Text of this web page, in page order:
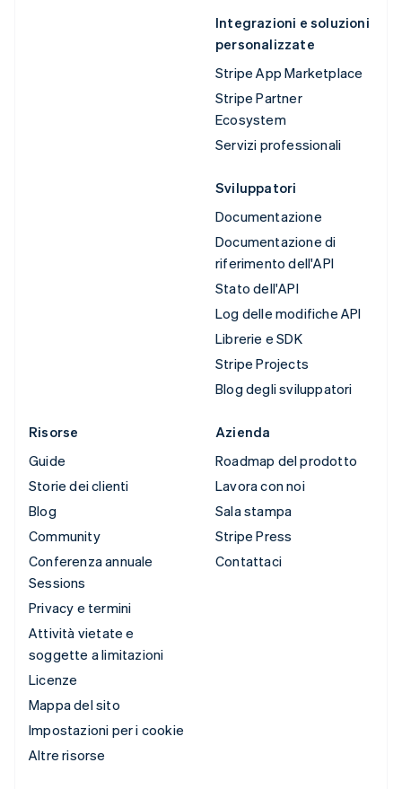
Integrazioni e soluzioni
personalizzate
Stripe App Marketplace
Stripe Partner
Ecosystem
Servizi professionali
Sviluppatori
Documentazione
Documentazione di
riferimento dell'API
Stato dell'API
Log delle modifiche API
Librerie e SDK
Stripe Projects
Blog degli sviluppatori
Risorse
Guide
Storie dei clienti
Blog
Community
Conferenza annuale
Sessions
Privacy e termini
Attività vietate e
soggette a limitazioni
Licenze
Mappa del sito
Impostazioni per i cookie
Altre risorse
Azienda
Roadmap del prodotto
Lavora con noi
Sala stampa
Stripe Press
Contattaci